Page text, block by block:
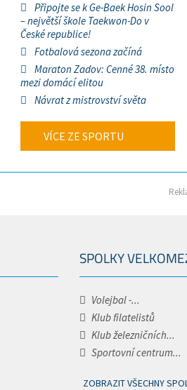
Připojte se k Ge-Baek Hosin Sool
– největší škole Taekwon-Do v
České republice!
Fotbalová sezona začíná
Maraton Zadov: Cenné 38. místo
mezi domácí elitou
Návrat z mistrovství světa
VÍCE ZE SPORTU
SPOLKY
Volejbal -...
Klub filatelistů
Klub železničních...
Sportovní centrum...
ZOBRAZIT VŠECHNY